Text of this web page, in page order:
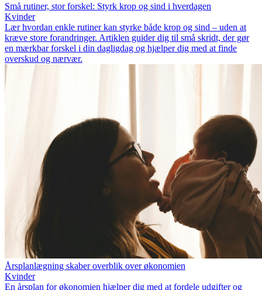
Små rutiner, stor forskel: Styrk krop og sind i hverdagen
Kvinder
Lær hvordan enkle rutiner kan styrke både krop og sind – uden at
kræve store forandringer. Artiklen guider dig til små skridt, der gør
en mærkbar forskel i din dagligdag og hjælper dig med at finde
overskud og nærvær.
Årsplanlægning skaber overblik over økonomien
Kvinder
En årsplan for økonomien hjælper dig med at fordele udgifter og